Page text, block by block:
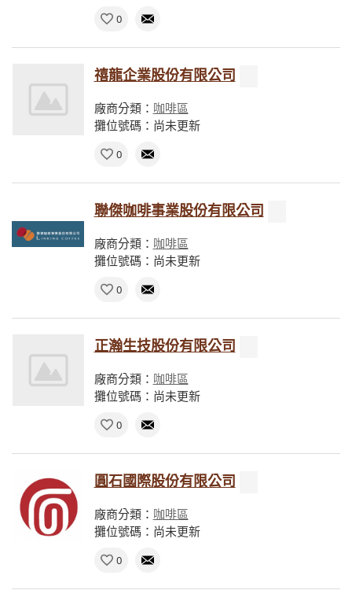
0
禧龍企業股份有限公司
廠商分類： 咖啡區
攤位號碼：尚未更新
0
聯傑咖啡事業股份有限公司
廠商分類： 咖啡區
攤位號碼：尚未更新
0
正瀚生技股份有限公司
廠商分類： 咖啡區
攤位號碼：尚未更新
0
圓石國際股份有限公司
廠商分類： 咖啡區
攤位號碼：尚未更新
0